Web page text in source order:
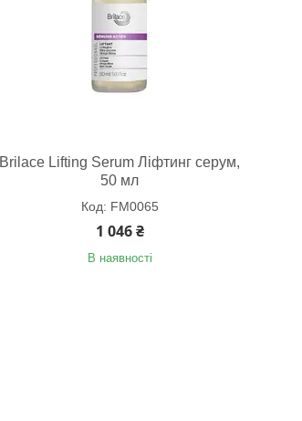
Brilace Lifting Serum Ліфтинг серум,
50 мл
FM0065
1 046 ₴
В наявності